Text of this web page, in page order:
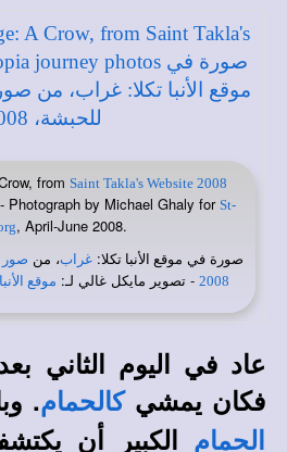
from Saint Takla's Website 2008
Photograph by Michael Ghaly for St-
, April-June 2008.
صورة في موقع الأنبا تكلا:غراب، من صور
2008 - تصوير مايكل غالي لـ: موقع
عاد في اليوم الثاني
فكان يمشيكالحمام.
الحمام
الكبير أن